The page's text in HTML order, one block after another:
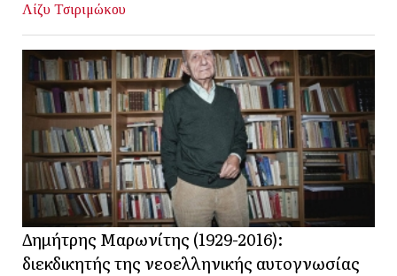
Λίζυ Τσιριμώκου
Δημήτρης Μαρωνίτης (1929-2016):
διεκδικητής της νεοελληνικής αυτογνωσίας